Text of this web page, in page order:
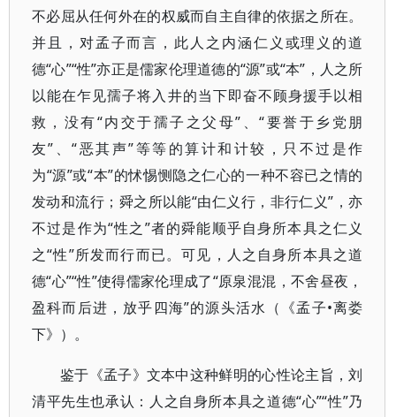
不必屈从任何外在的权威而自主自律的依据之所在。
并且，对孟子而言，此人之内涵仁义或理义的道
德“心”“性”亦正是儒家伦理道德的“源”或“本”，人之所
以能在乍见孺子将入井的当下即奋不顾身援手以相
救，没有“内交于孺子之父母”、“要誉于乡党朋
友”、“恶其声”等等的算计和计较，只不过是作
为“源”或“本”的怵惕恻隐之仁心的一种不容已之情的
发动和流行；舜之所以能“由仁义行，非行仁义”，亦
不过是作为“性之”者的舜能顺乎自身所本具之仁义
之“性”所发而行而已。可见，人之自身所本具之道
德“心”“性”使得儒家伦理成了“原泉混混，不舍昼夜，
盈科而后进，放乎四海”的源头活水（《孟子•离娄
下》）。
鉴于《孟子》文本中这种鲜明的心性论主旨，刘
清平先生也承认：人之自身所本具之道德“心”“性”乃